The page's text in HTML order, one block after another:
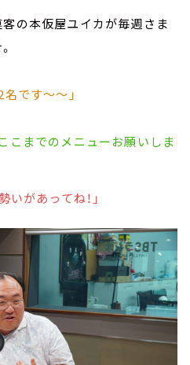
の本仮屋ユイカが毎週さま
です～～」
こまでのメニューお願いしま
いがあってね！」